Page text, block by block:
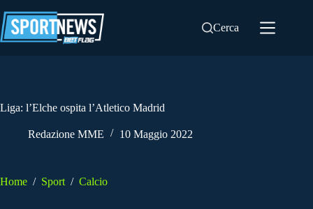
al
contenuto
Cerca
Liga: l’Elche ospita l’Atletico Madrid
Redazione MME 10 Maggio 2022
Home / Sport / Calcio